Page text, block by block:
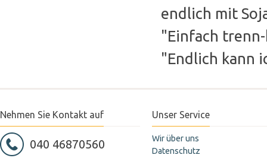
endlich mit
"Einfach
"Endlich kann
Nehmen Sie Kontakt auf
040 46870560
Unser Service
Wir über uns
Datenschutz